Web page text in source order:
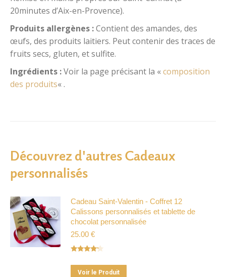
20minutes d’Aix-en-Provence).
Produits allergènes :Contient des amandes, des
œufs, des produits laitiers. Peut contenir des traces de
fruits secs, gluten, et sulfite.
Ingrédients :Voir la page précisant la «composition
des produits« .
Découvrez d'autres Cadeaux
personnalisés
Cadeau Saint-Valentin - Coffret 12
Calissons personnalisés et tablette de
chocolat personnalisée
25.00 €
sur 5
Voir le Produit